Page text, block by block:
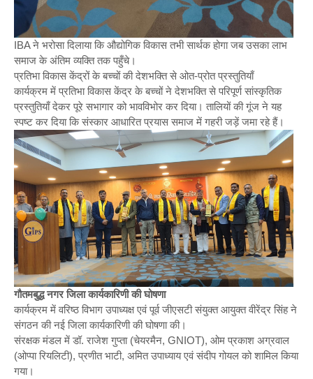
IBA ने भरोसा दिलाया कि औद्योगिक विकास तभी सार्थक होगा जब उसका लाभ
समाज के अंतिम व्यक्ति तक पहुँचे।
प्रतिभा विकास केंद्रों के बच्चों की देशभक्ति से ओत-प्रोत प्रस्तुतियाँ
कार्यक्रम में प्रतिभा विकास केंद्र के बच्चों ने देशभक्ति से परिपूर्ण सांस्कृतिक
प्रस्तुतियाँ देकर पूरे सभागार को भावविभोर कर दिया। तालियों की गूंज ने यह
स्पष्ट कर दिया कि संस्कार आधारित प्रयास समाज में गहरी जड़ें जमा रहे हैं।
गौतमबुद्ध नगर जिला कार्यकारिणी की घोषणा
कार्यक्रम में वरिष्ठ विभाग उपाध्यक्ष एवं पूर्व जीएसटी संयुक्त आयुक्त वीरेंद्र सिंह ने
संगठन की नई जिला कार्यकारिणी की घोषणा की।
संरक्षक मंडल में डॉ. राजेश गुप्ता (चेयरमैन, GNIOT), ओम प्रकाश अग्रवाल
(ओप्पा रियलिटी), प्रणीत भाटी, अमित उपाध्याय एवं संदीप गोयल को शामिल किया
गया।